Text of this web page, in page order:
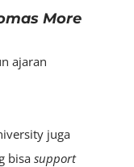
More
ajaran
juga
bisa support